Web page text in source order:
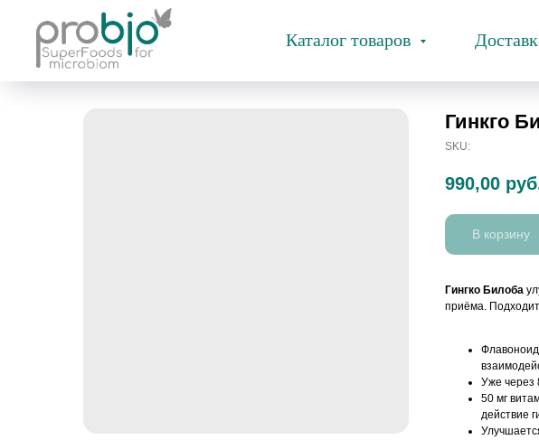
Каталог товаров
Гинкго
SKU:
990,00
В корзину
Гингко Билоба
приёма. Подходит
Уже через
50 мг
действие